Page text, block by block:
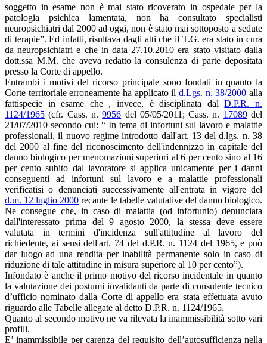
soggetto in esame non è mai stato ricoverato in ospedale per la
patologia psichica lamentata, non ha consultato specialisti
neuropsichiatri dal 2000 ad oggi, non è stato mai sottoposto a sedute
di terapie”. Ed infatti, risultava dagli atti che il T.G. era stato in cura
da neuropsichiatri e che in data 27.10.2010 era stato visitato dalla
dott.ssa M.M. che aveva redatto la consulenza di parte depositata
presso la Corte di appello.
Entrambi i motivi del ricorso principale sono fondati in quanto la
Corte territoriale erroneamente ha applicato il d.Lgs. n. 38/2000 alla
fattispecie in esame che , invece, è disciplinata dalD.P.R. n.
1124/1965 (cfr. Cass. n.9956 del 05/05/2011; Cass. n. 17089del
21/07/2010 secondo cui: “ In tema di infortuni sul lavoro e malattie
professionali, il nuovo regime introdotto dall'art. 13 del d.lgs. n. 38
del 2000 al fine del riconoscimento dell'indennizzo in capitale del
danno biologico per menomazioni superiori al 6 per cento sino al 16
per cento subito dal lavoratore si applica unicamente per i danni
conseguenti ad infortuni sul lavoro e a malattie professionali
verificatisi o denunciati successivamente all'entrata in vigore del
d.m. 12 luglio 2000 recante le tabelle valutative del danno biologico.
Ne consegue che, in caso di malattia (od infortunio) denunciata
dall'interessato prima del 9 agosto 2000, la stessa deve essere
valutata in termini d'incidenza sull'attitudine al lavoro del
richiedente, ai sensi dell'art. 74 del d.P.R. n. 1124 del 1965, e può
dar luogo ad una rendita per inabilità permanente solo in caso di
riduzione di tale attitudine in misura superiore al 10 per cento”).
Infondato è anche il primo motivo del ricorso incidentale in quanto
la valutazione dei postumi invalidanti da parte di consulente tecnico
d’ufficio nominato dalla Corte di appello era stata effettuata avuto
riguardo alle Tabelle allegate al detto D.P.R. n. 1124/1965.
Quanto al secondo motivo ne va rilevata la inammissibilità sotto vari
profili.
E’ inammissibile per carenza del requisito dell’autosufficienza nella